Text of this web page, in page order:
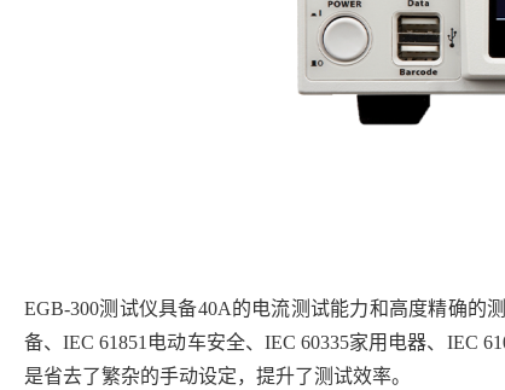
EGB-300测试仪具备40A的电流测试能力和高度精确的
备、IEC 61851电动车安全、IEC 60335家用电器、IEC
是省去了繁杂的手动设定，提升了测试效率。